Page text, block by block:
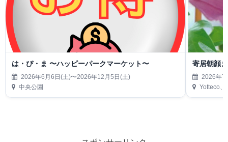
は・ぴ・ま 〜ハッピーパークマーケット〜
2026年6月6日(土)〜2026年12月5日(土)
中央公園
寄居朝顔
2026年7
Yotteco、